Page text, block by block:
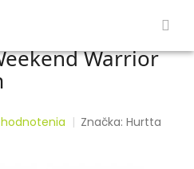
Warrior
Značka:Hurtta